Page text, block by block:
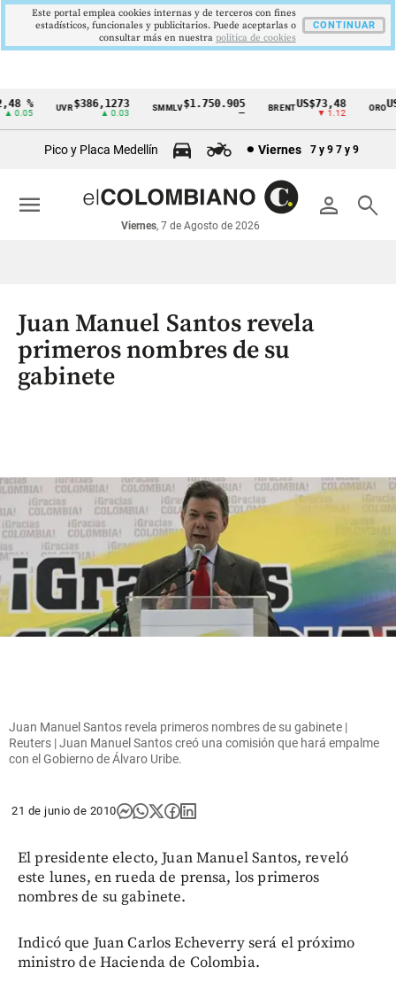
Cintillo
económicos
Colombia
% UVR$386,1273
▲ 0.03
SMMLV$1.750.905 BRENTUS$73,48
▼ 1.12
ORO
Pico y Placa Medellín Viernes 7 y 9 7 y 9
person search
Viernes, 7 de Agosto de 2026
menu
Juan Manuel Santos revela
primeros nombres de su
gabinete
Juan Manuel Santos revela primeros nombres de su gabinete |
Reuters | Juan Manuel Santos creó una comisión que hará empalme
con el Gobierno de Álvaro Uribe.
21 de junio de 2010
El presidente electo, Juan Manuel Santos, reveló
este lunes, en rueda de prensa, los primeros
nombres de su gabinete.
Indicó que Juan Carlos Echeverry será el próximo
ministro de Hacienda de Colombia.
Este portal emplea cookies internas y de terceros con fines
estadísticos, funcionales y publicitarios. Puede aceptarlas o
consultar más en nuestra politica de cookies
CONTINUAR